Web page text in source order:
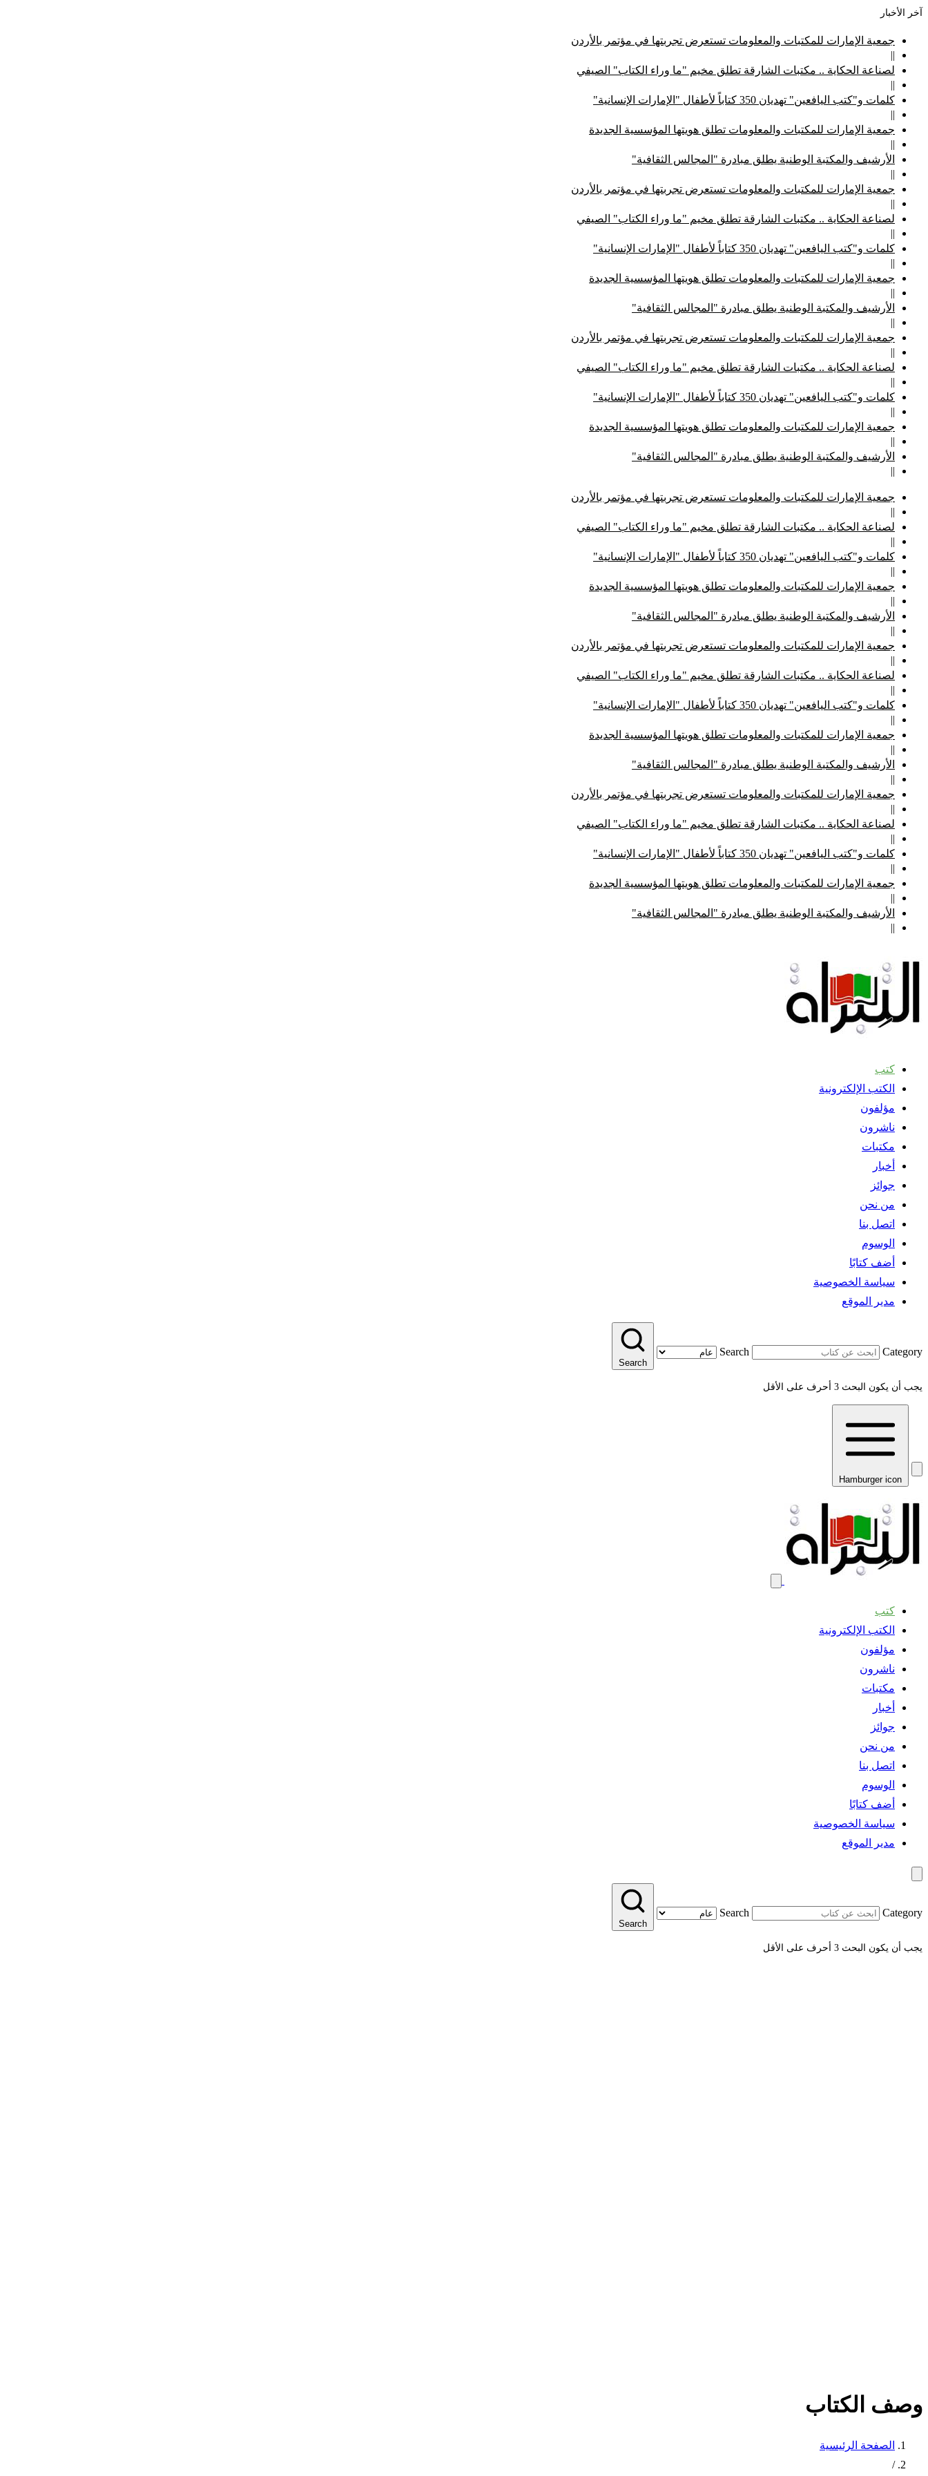
آخر الأخبار
جمعية الإمارات للمكتبات والمعلومات تستعرض تجربتها في مؤتمر بالأردن
||
لصناعة الحكاية .. مكتبات الشارقة تطلق مخيم "ما وراء الكتاب" الصيفي
||
كلمات و"كتب اليافعين" تهديان 350 كتاباً لأطفال "الإمارات الإنسانية"
||
جمعية الإمارات للمكتبات والمعلومات تطلق هويتها المؤسسية الجديدة
||
الأرشيف والمكتبة الوطنية يطلق مبادرة "المجالس الثقافية"
||
جمعية الإمارات للمكتبات والمعلومات تستعرض تجربتها في مؤتمر بالأردن
||
لصناعة الحكاية .. مكتبات الشارقة تطلق مخيم "ما وراء الكتاب" الصيفي
||
كلمات و"كتب اليافعين" تهديان 350 كتاباً لأطفال "الإمارات الإنسانية"
||
جمعية الإمارات للمكتبات والمعلومات تطلق هويتها المؤسسية الجديدة
||
الأرشيف والمكتبة الوطنية يطلق مبادرة "المجالس الثقافية"
||
جمعية الإمارات للمكتبات والمعلومات تستعرض تجربتها في مؤتمر بالأردن
||
لصناعة الحكاية .. مكتبات الشارقة تطلق مخيم "ما وراء الكتاب" الصيفي
||
كلمات و"كتب اليافعين" تهديان 350 كتاباً لأطفال "الإمارات الإنسانية"
||
جمعية الإمارات للمكتبات والمعلومات تطلق هويتها المؤسسية الجديدة
||
الأرشيف والمكتبة الوطنية يطلق مبادرة "المجالس الثقافية"
||
جمعية الإمارات للمكتبات والمعلومات تستعرض تجربتها في مؤتمر بالأردن
||
لصناعة الحكاية .. مكتبات الشارقة تطلق مخيم "ما وراء الكتاب" الصيفي
||
كلمات و"كتب اليافعين" تهديان 350 كتاباً لأطفال "الإمارات الإنسانية"
||
جمعية الإمارات للمكتبات والمعلومات تطلق هويتها المؤسسية الجديدة
||
الأرشيف والمكتبة الوطنية يطلق مبادرة "المجالس الثقافية"
||
جمعية الإمارات للمكتبات والمعلومات تستعرض تجربتها في مؤتمر بالأردن
||
لصناعة الحكاية .. مكتبات الشارقة تطلق مخيم "ما وراء الكتاب" الصيفي
||
كلمات و"كتب اليافعين" تهديان 350 كتاباً لأطفال "الإمارات الإنسانية"
||
جمعية الإمارات للمكتبات والمعلومات تطلق هويتها المؤسسية الجديدة
||
الأرشيف والمكتبة الوطنية يطلق مبادرة "المجالس الثقافية"
||
جمعية الإمارات للمكتبات والمعلومات تستعرض تجربتها في مؤتمر بالأردن
||
لصناعة الحكاية .. مكتبات الشارقة تطلق مخيم "ما وراء الكتاب" الصيفي
||
كلمات و"كتب اليافعين" تهديان 350 كتاباً لأطفال "الإمارات الإنسانية"
||
جمعية الإمارات للمكتبات والمعلومات تطلق هويتها المؤسسية الجديدة
||
الأرشيف والمكتبة الوطنية يطلق مبادرة "المجالس الثقافية"
||
كتب
الكتب الإلكترونية
مؤلفون
ناشرون
مكتبات
أخبار
جوائز
من نحن
اتصل بنا
الوسوم
أضف كتابًا
سياسة الخصوصية
مدير الموقع
Search Category
Search
يجب أن يكون البحث 3 أحرف على الأقل
Hamburger icon
كتب
الكتب الإلكترونية
مؤلفون
ناشرون
مكتبات
أخبار
جوائز
من نحن
اتصل بنا
الوسوم
أضف كتابًا
سياسة الخصوصية
مدير الموقع
Search Category
Search
يجب أن يكون البحث 3 أحرف على الأقل
وصف الكتاب
الصفحة الرئيسية
/